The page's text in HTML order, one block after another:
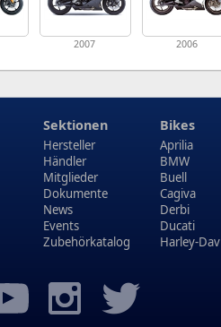
2007 2006
Sektionen
Hersteller
Händler
Mitglieder
Dokumente
News
Events
Zubehörkatalog
Bikes
Aprilia
BMW
Buell
Cagiva
Derbi
Ducati
Harley-